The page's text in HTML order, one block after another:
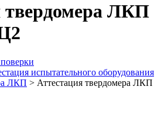
твердомера ЛКП
испытательного оборудования
ЛКП > Аттестация твердомера ЛКП